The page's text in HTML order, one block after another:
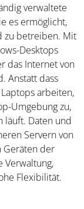
verwaltete
es ermöglicht,
zu betreiben. Mit
Desktops
das Internet von
Anstatt dass
arbeiten,
Umgebung zu,
läuft. Daten und
Servern von
Geräten der
Verwaltung,
Flexibilität.